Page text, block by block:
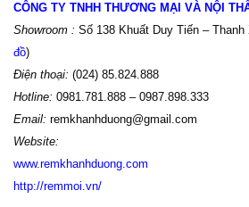
CÔNG TY TNHH THƯƠNG MẠI VÀ NỘI
Showroom : Số 138 Khuất Duy Tiến –
đồ)
Điện thoại: (024) 85.824.888
Hotline: 0981.781.888 – 0987.898.333
Email: remkhanhduong@gmail.com
Website:
www.remkhanhduong.com
http://remmoi.vn/